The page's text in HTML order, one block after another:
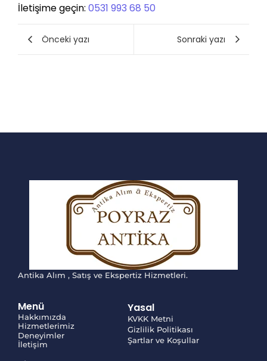
İletişime geçin: 0531 993 68 50
Önceki yazı Sonraki yazı
Antika Alım , Satış ve Ekspertiz Hizmetleri.
Menü
Hakkımızda
Hizmetlerimiz
Deneyimler
İletişim
Yasal
KVKK Metni
Gizlilik Politikası
Şartlar ve Koşullar